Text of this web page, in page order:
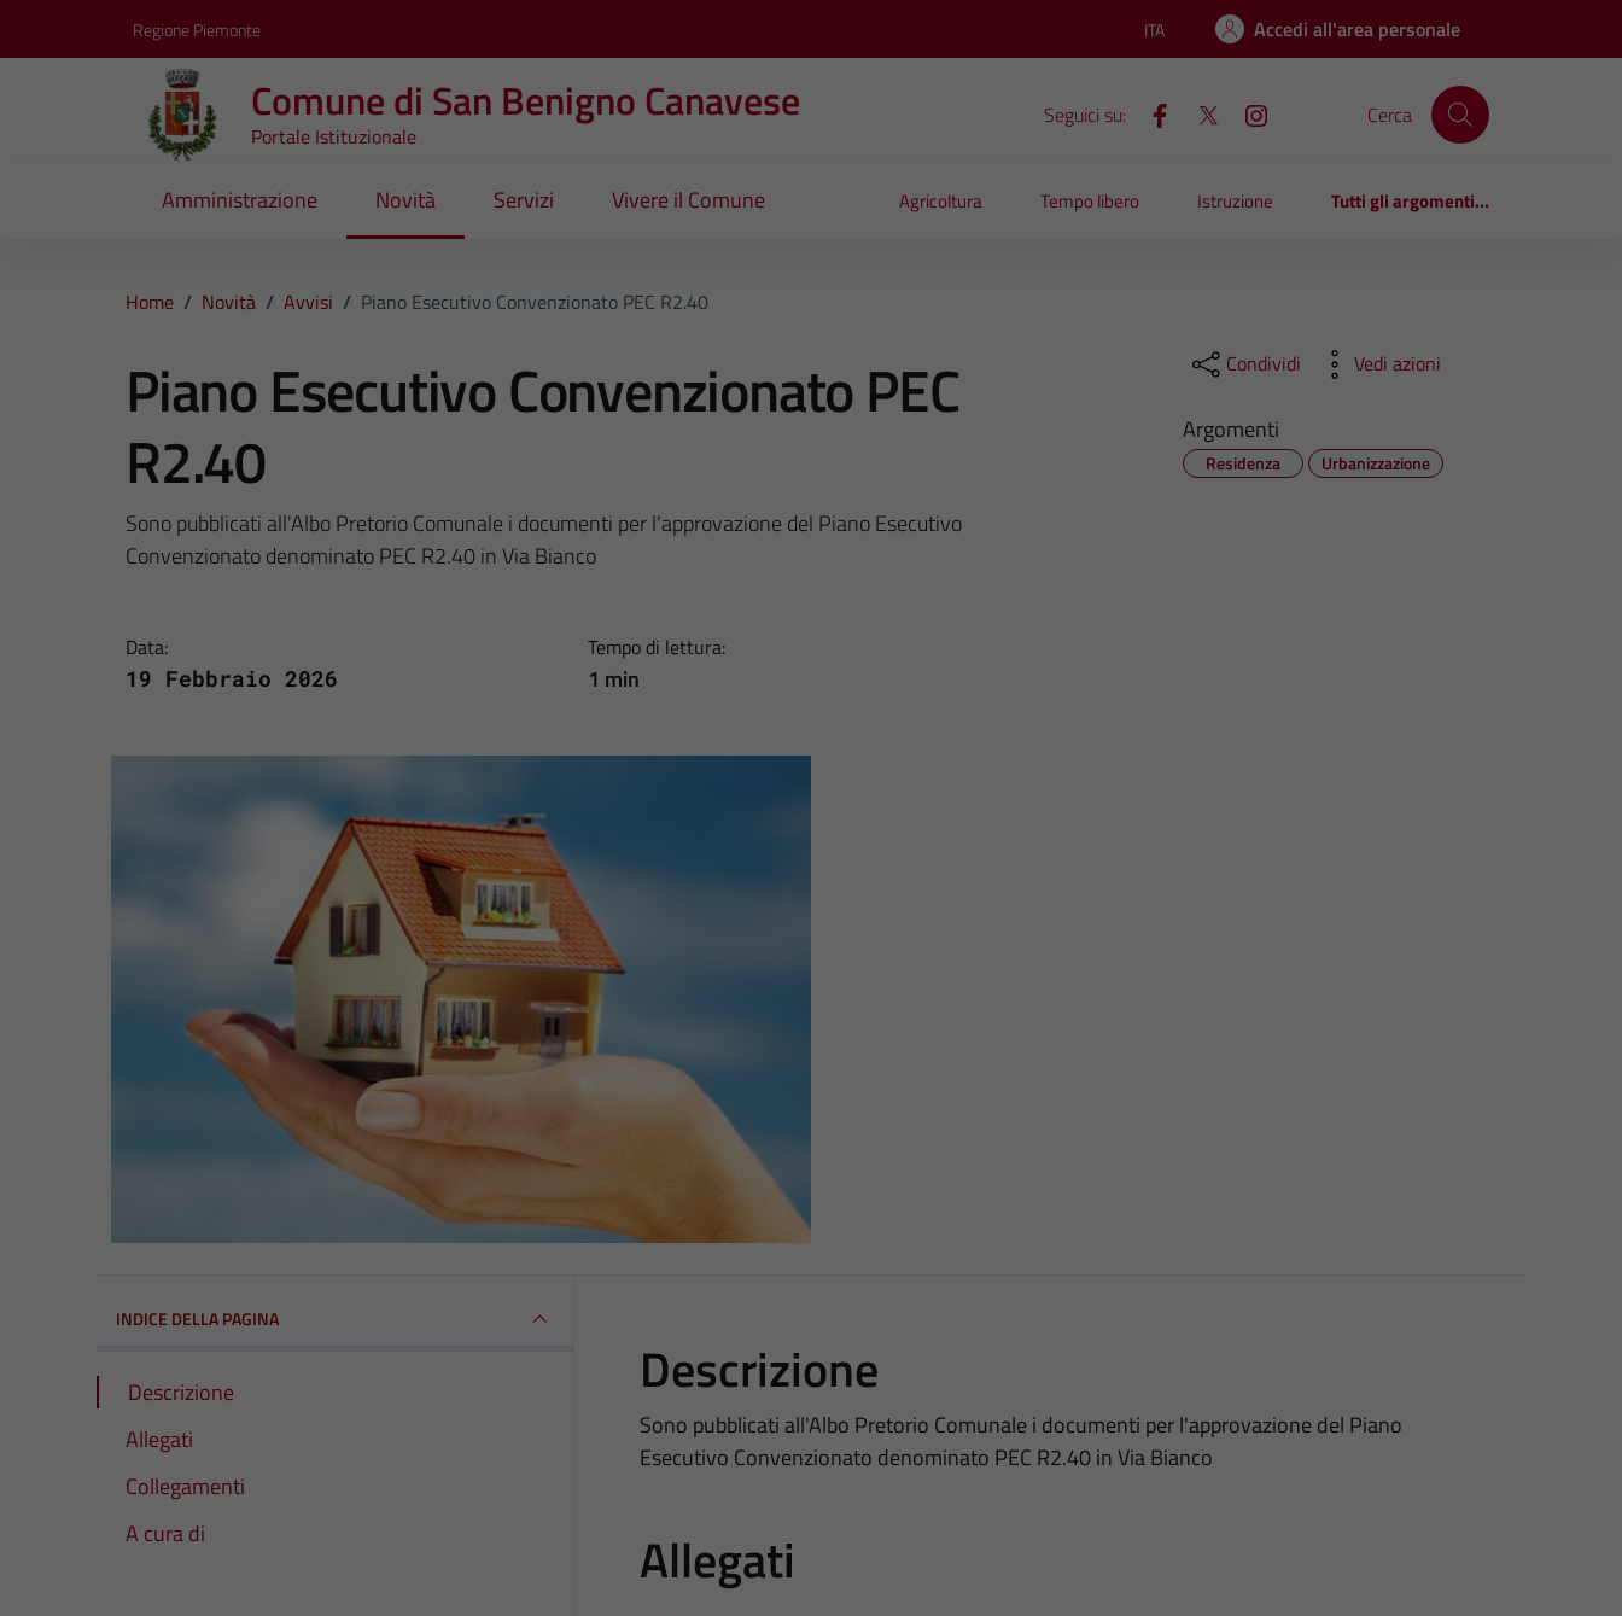
Regione Piemonte Lingua attiva:
ITA Accedi all'area personale
Comune di San Benigno Canavese
Portale Istituzionale
Seguici su: Cerca
Amministrazione Novità Servizi Vivere il Comune Agricoltura Tempo libero Istruzione Tutti gli argomenti...
Home / Novità / Avvisi / Piano Esecutivo Convenzionato PEC R2.40
Piano Esecutivo Convenzionato PEC
R2.40
Sono pubblicati all'Albo Pretorio Comunale i documenti per l'approvazione del Piano Esecutivo
Convenzionato denominato PEC R2.40 in Via Bianco
Data:
19 Febbraio 2026
Tempo di lettura:
1 min
Condividi Vedi azioni
Argomenti
Residenza Urbanizzazione
INDICE DELLA PAGINA
Descrizione
Allegati
Collegamenti
A cura di
Descrizione
Sono pubblicati all'Albo Pretorio Comunale i documenti per l'approvazione del Piano
Esecutivo Convenzionato denominato PEC R2.40 in Via Bianco
Allegati